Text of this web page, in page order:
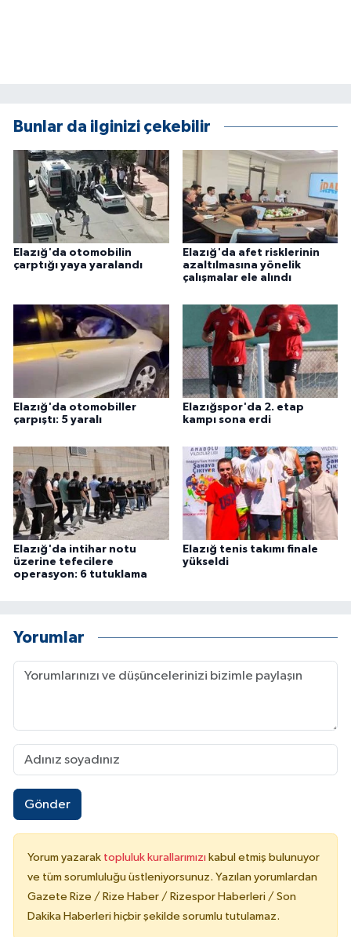
Bunlar da ilginizi çekebilir
Elazığ'da otomobilin
çarptığı yaya yaralandı
Elazığ'da afet risklerinin
azaltılmasına yönelik
çalışmalar ele alındı
Elazığ'da otomobiller
çarpıştı: 5 yaralı
Elazığspor'da 2. etap
kampı sona erdi
Elazığ'da intihar notu
üzerine tefecilere
operasyon: 6 tutuklama
Elazığ tenis takımı finale
yükseldi
Yorumlar
Gönder
Yorum yazarak topluluk kurallarımızı kabul etmiş bulunuyor
ve tüm sorumluluğu üstleniyorsunuz. Yazılan yorumlardan
Gazete Rize / Rize Haber / Rizespor Haberleri / Son
Dakika Haberleri hiçbir şekilde sorumlu tutulamaz.
SPOR HABERLERİ
TEKNOLOJİ
Turizm
ÜLKE GÜNDEMİ
YEREL
Yerel Haberler